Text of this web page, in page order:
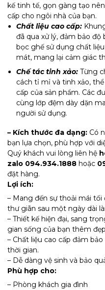
kế tinh tế, gọn gàng tạo
cấp cho ngôi nhà của bạn.
Chất liệu cao cấp:
đã qua xử lý, đảm bảo
bọc ghế sử dụng chất
mát, mang lại cảm giác
Chế tác tinh xảo: Từng
cách tỉ mỉ và tinh xảo,
cấp của sản phẩm. Các
cùng lớp đệm dày dặn
người sử dụng.
– Kích thước đa dạng: Có
bạn lựa chọn, phù hợp với
Quý khách vui lòng liên hệ
zalo 094.934.1888 hoặc
đặt hàng.
Lợi ích:
– Mang đến sự thoải mái
thư giãn sau một ngày dài
– Thiết kế hiện đại, sang
gian sống của bạn thêm
– Chất liệu cao cấp đảm
thời gian.
– Dễ dàng vệ sinh và bảo
Phù hợp cho:
– Phòng khách gia đình